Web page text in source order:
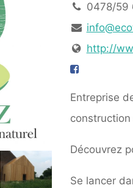
0478/59
http://
Entreprise
Découvrez
Se lancer